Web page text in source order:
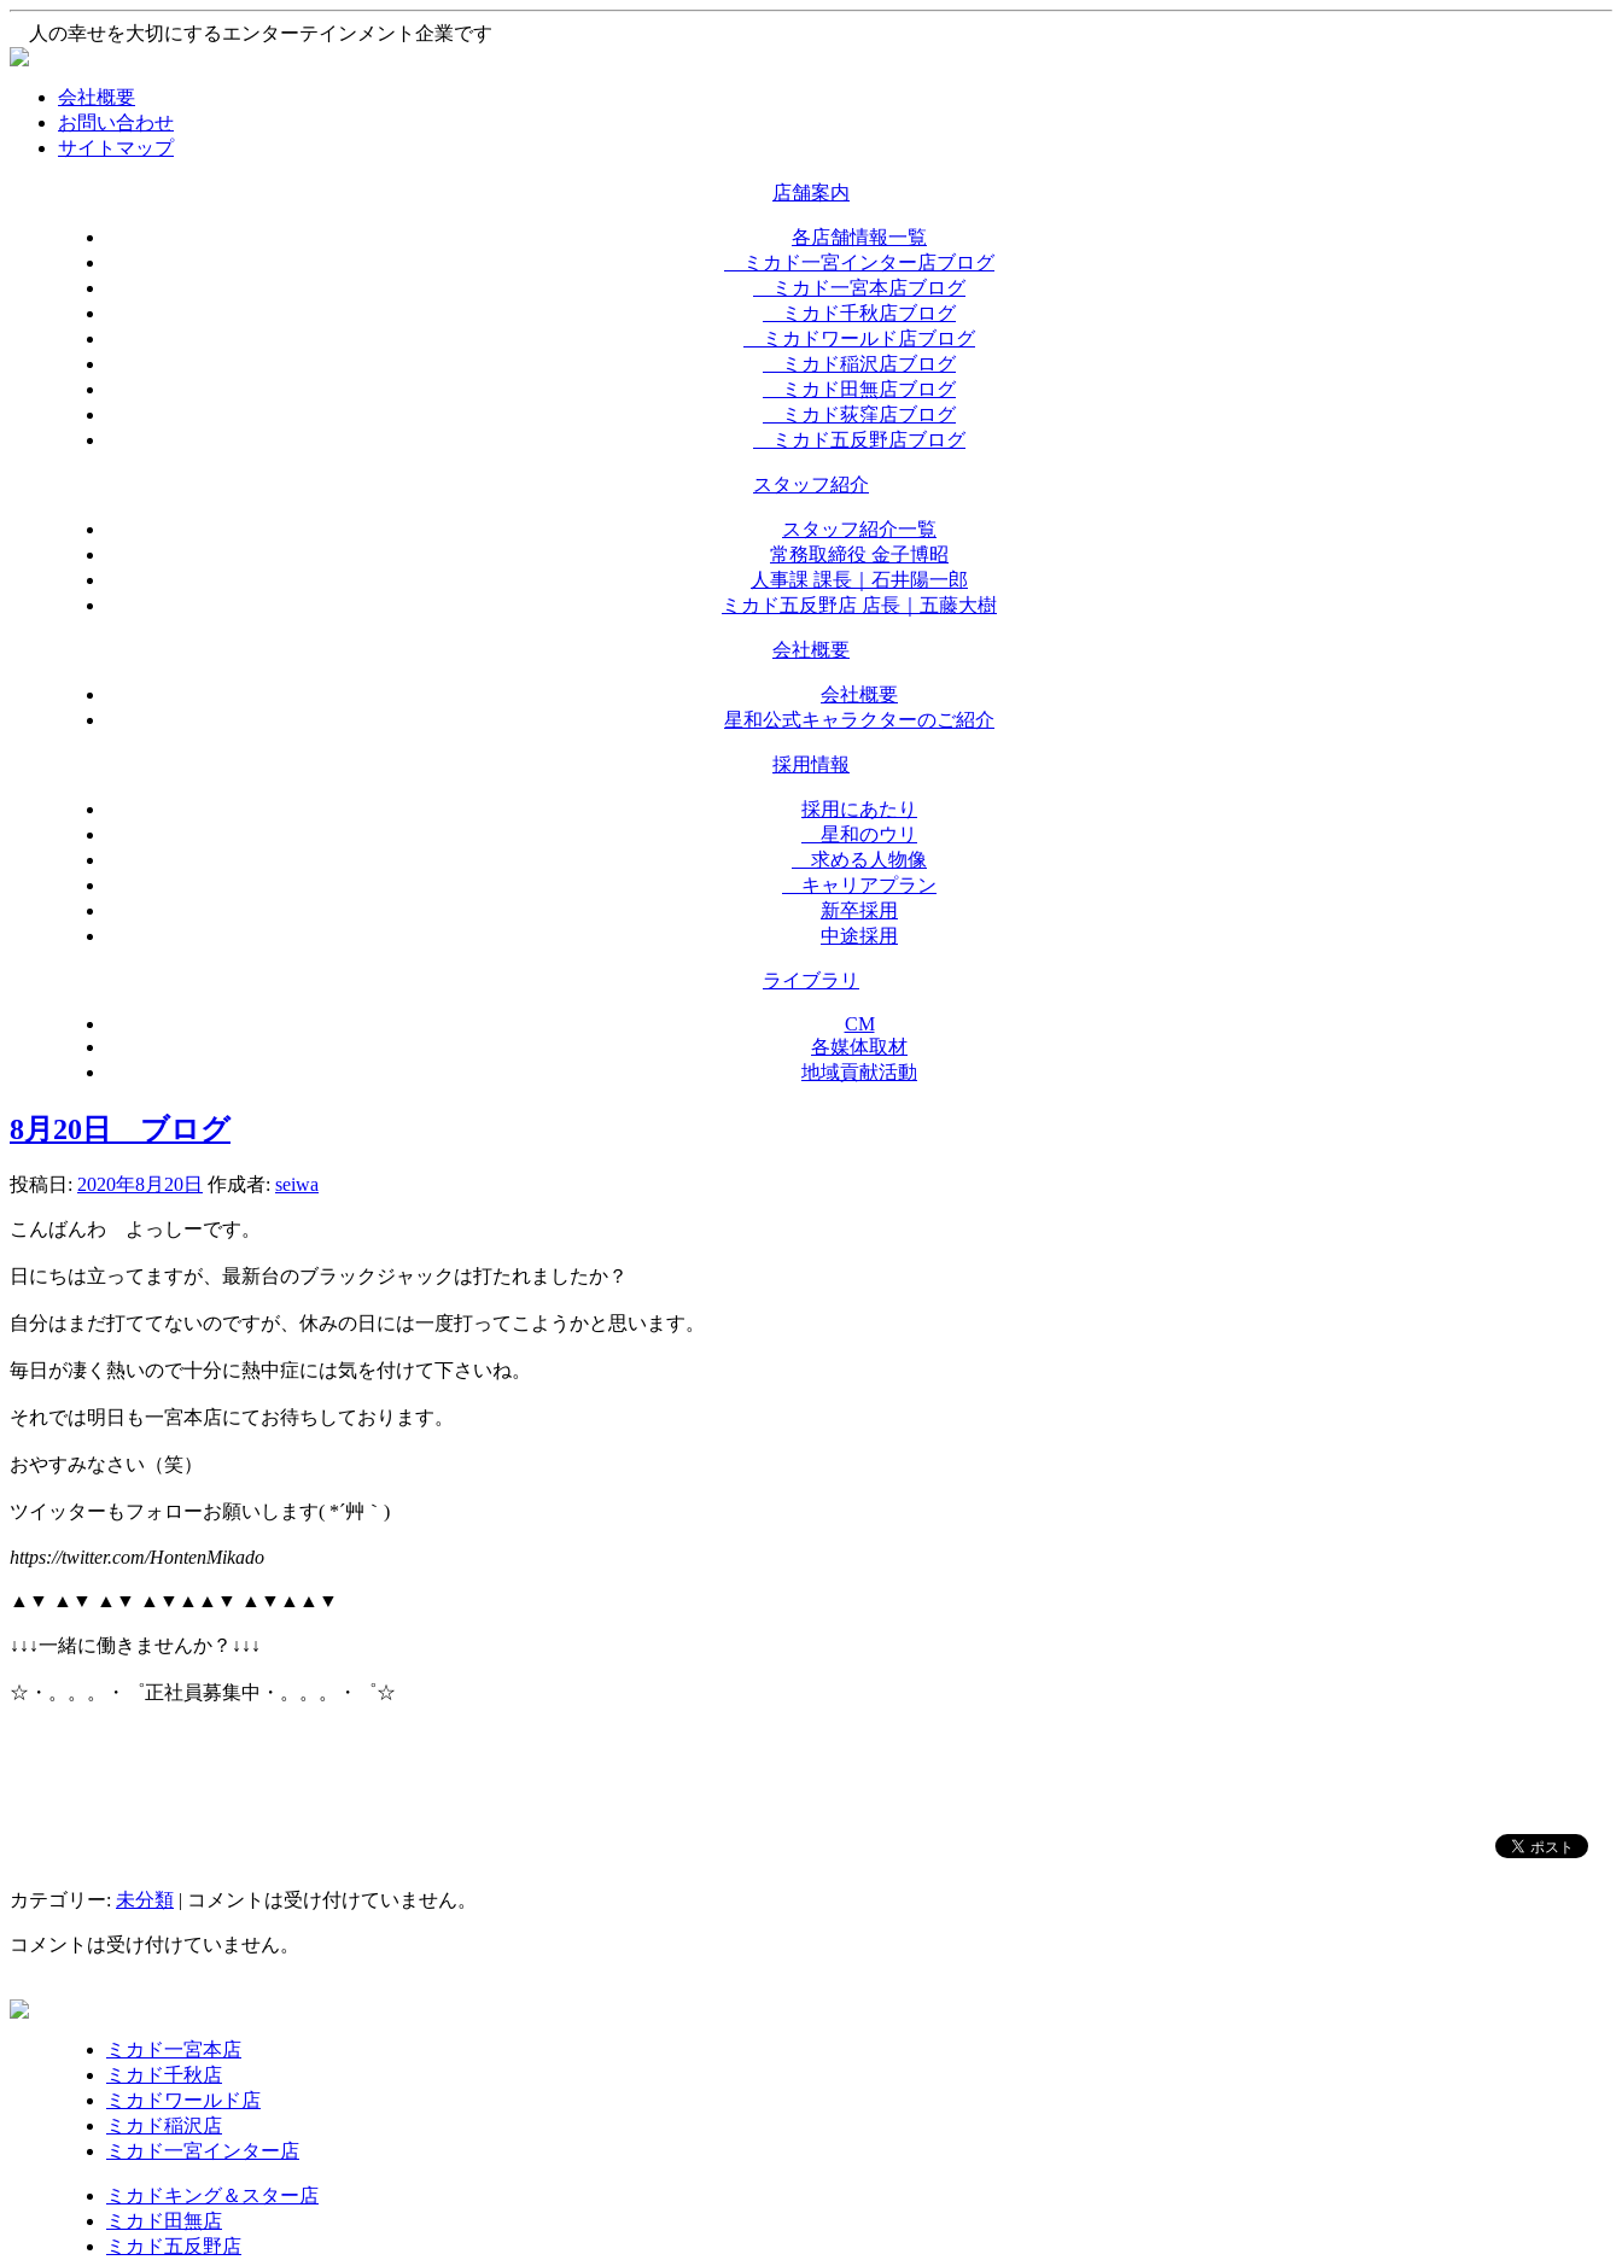
人の幸せを大切にするエンターテインメント企業です
会社概要
お問い合わせ
サイトマップ
店舗案内
各店舗情報一覧
ミカド一宮インター店ブログ
ミカド一宮本店ブログ
ミカド千秋店ブログ
ミカドワールド店ブログ
ミカド稲沢店ブログ
ミカド田無店ブログ
ミカド荻窪店ブログ
ミカド五反野店ブログ
スタッフ紹介
スタッフ紹介一覧
常務取締役 金子博昭
人事課 課長｜石井陽一郎
ミカド五反野店 店長｜五藤大樹
会社概要
会社概要
星和公式キャラクターのご紹介
採用情報
採用にあたり
星和のウリ
求める人物像
キャリアプラン
新卒採用
中途採用
ライブラリ
CM
各媒体取材
地域貢献活動
8月20日 ブログ
投稿日: 2020年8月20日 作成者: seiwa
こんばんわ よっしーです。
日にちは立ってますが、最新台のブラックジャックは打たれましたか？
自分はまだ打ててないのですが、休みの日には一度打ってこようかと思います。
毎日が凄く熱いので十分に熱中症には気を付けて下さいね。
それでは明日も一宮本店にてお待ちしております。
おやすみなさい（笑）
ツイッターもフォローお願いします( *´艸｀)
https://twitter.com/HontenMikado
▲▼ ▲▼ ▲▼ ▲▼▲▲▼ ▲▼▲▲▼
↓↓↓一緒に働きませんか？↓↓↓
☆・。。。・゜正社員募集中・。。。・゜☆
カテゴリー: 未分類 | コメントは受け付けていません。
コメントは受け付けていません。
ミカド一宮本店
ミカド千秋店
ミカドワールド店
ミカド稲沢店
ミカド一宮インター店
ミカドキング＆スター店
ミカド田無店
ミカド五反野店